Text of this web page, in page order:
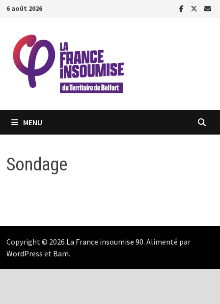
Passer
contenu
6 août 2026
MENU
Sondage
Copyright © 2026 La France insoumise 90. Alimenté par
WordPress et Bam.